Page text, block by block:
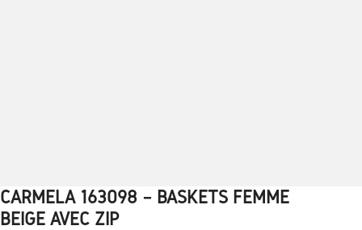
1 2 3 4 5 6 7 8
CARMELA 163098 – BASKETS FEMME
BEIGE AVEC ZIP